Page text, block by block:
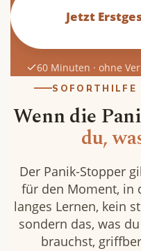
60 Minuten · ohne
SOFORTHILFE
Wenn die
du,
Der Panik-Stopper
für den Moment, in
langes Lernen, kein
sondern das, was
brauchst,